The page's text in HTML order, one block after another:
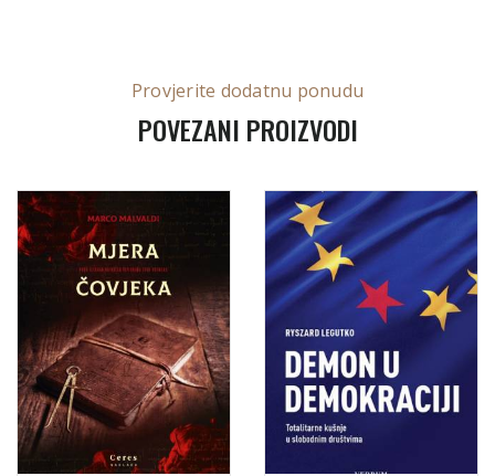
Provjerite dodatnu ponudu
POVEZANI PROIZVODI